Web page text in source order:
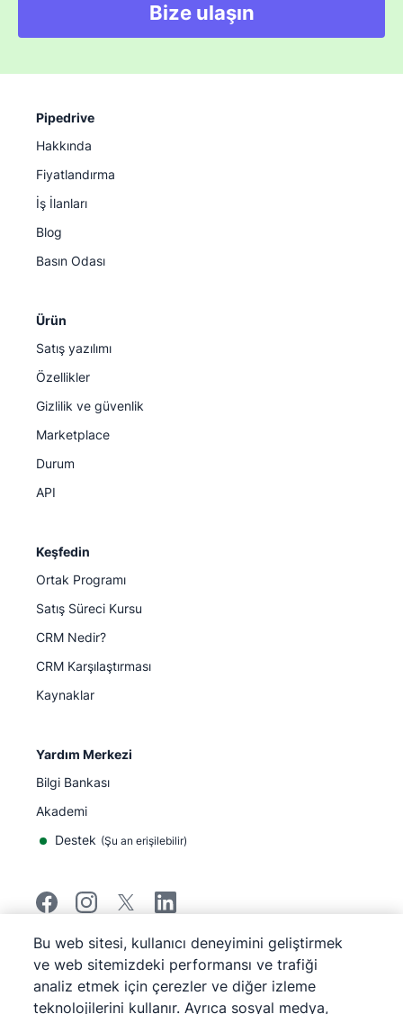
Bize ulaşın
Pipedrive
Hakkında
Fiyatlandırma
İş İlanları
Blog
Basın Odası
Ürün
Satış yazılımı
Özellikler
Gizlilik ve güvenlik
Marketplace
Durum
API
Keşfedin
Ortak Programı
Satış Süreci Kursu
CRM Nedir?
CRM Karşılaştırması
Kaynaklar
Yardım Merkezi
Bilgi Bankası
Akademi
Destek (Şu an erişilebilir)
© 2026Pipedrive
Pipedrive
Hizmet Koşulları
Pipedrive
Gizlilik Bildirimi
Site haritası
Bu web sitesi, kullanıcı deneyimini geliştirmek
ve web sitemizdeki performansı ve trafiği
analiz etmek için çerezler ve diğer izleme
teknolojilerini kullanır. Ayrıca sosyal medya,